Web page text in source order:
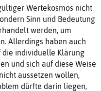
Wertekosmos nicht
Sinn und Bedeutung
werden, um
Allerdings haben auch
die individuelle Klärung
und sich auf diese Weise
aussetzen wollen,
dürfte darin liegen,